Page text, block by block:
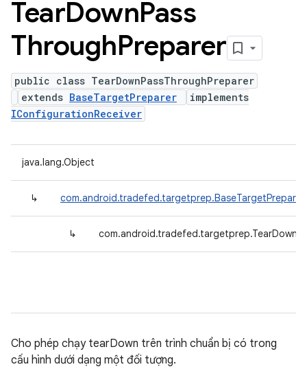
TearDownPass
ThroughPreparer
public class TearDownPassThroughPreparer
extends BaseTargetPreparer
implements
IConfigurationReceiver
java.lang.Object
↳ com.android.tradefed.targetprep.BaseTargetPreparer
↳
Cho phép chạy tearDown trên trình chuẩn bị có trong
cấu hình dưới dạng một đối tượng.